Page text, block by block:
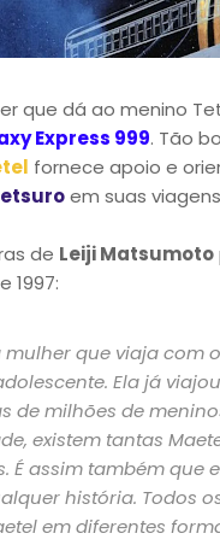
que dá ao menino
Express 999. Tão
fornece apoio e
em suas
de Leiji Matsumoto
1997:
mulher que viaja com
Ela já
de milhões de
existem tantas
É assim também que
história. Todos
em diferentes